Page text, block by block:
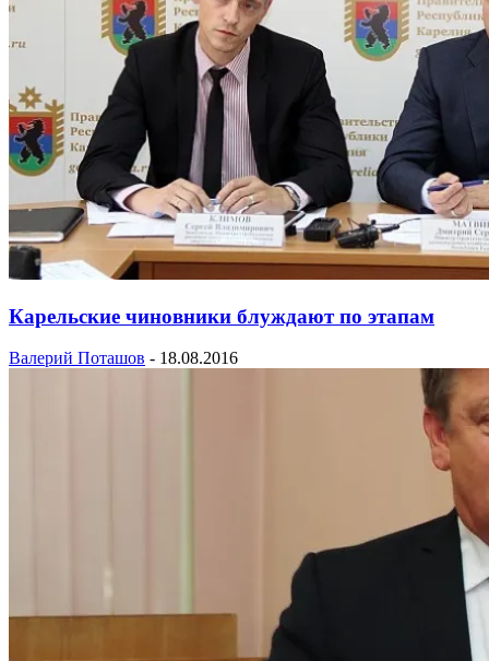
Карельские чиновники блуждают по этапам
Валерий Поташов - 18.08.2016